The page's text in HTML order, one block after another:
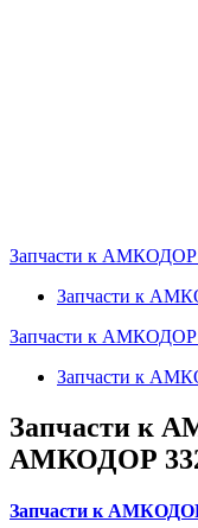
Запчасти к
Запчасти к
Запчасти к
Запчасти к
Запчасти к
АМКОДОР
Запчасти к